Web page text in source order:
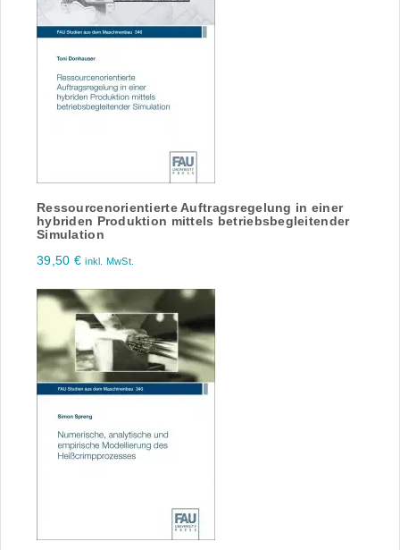
Ressourcenorientierte Auftragsregelung in einer
hybriden Produktion mittels betriebsbegleitender
Simulation
39,50 € inkl. MwSt.